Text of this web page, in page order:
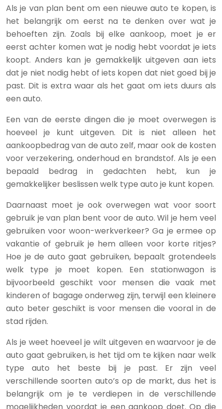
Als je van plan bent om een nieuwe auto te kopen, is
het belangrijk om eerst na te denken over wat je
behoeften zijn. Zoals bij elke aankoop, moet je er
eerst achter komen wat je nodig hebt voordat je iets
koopt. Anders kan je gemakkelijk uitgeven aan iets
dat je niet nodig hebt of iets kopen dat niet goed bij je
past. Dit is extra waar als het gaat om iets duurs als
een auto.
Een van de eerste dingen die je moet overwegen is
hoeveel je kunt uitgeven. Dit is niet alleen het
aankoopbedrag van de auto zelf, maar ook de kosten
voor verzekering, onderhoud en brandstof. Als je een
bepaald bedrag in gedachten hebt, kun je
gemakkelijker beslissen welk type auto je kunt kopen.
Daarnaast moet je ook overwegen wat voor soort
gebruik je van plan bent voor de auto. Wil je hem veel
gebruiken voor woon-werkverkeer? Ga je ermee op
vakantie of gebruik je hem alleen voor korte ritjes?
Hoe je de auto gaat gebruiken, bepaalt grotendeels
welk type je moet kopen. Een stationwagon is
bijvoorbeeld geschikt voor mensen die vaak met
kinderen of bagage onderweg zijn, terwijl een kleinere
auto beter geschikt is voor mensen die vooral in de
stad rijden.
Als je weet hoeveel je wilt uitgeven en waarvoor je de
auto gaat gebruiken, is het tijd om te kijken naar welk
type auto het beste bij je past. Er zijn veel
verschillende soorten auto’s op de markt, dus het is
belangrijk om je te verdiepen in de verschillende